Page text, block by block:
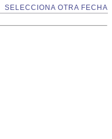
SELECCIONA OTRA FECHA